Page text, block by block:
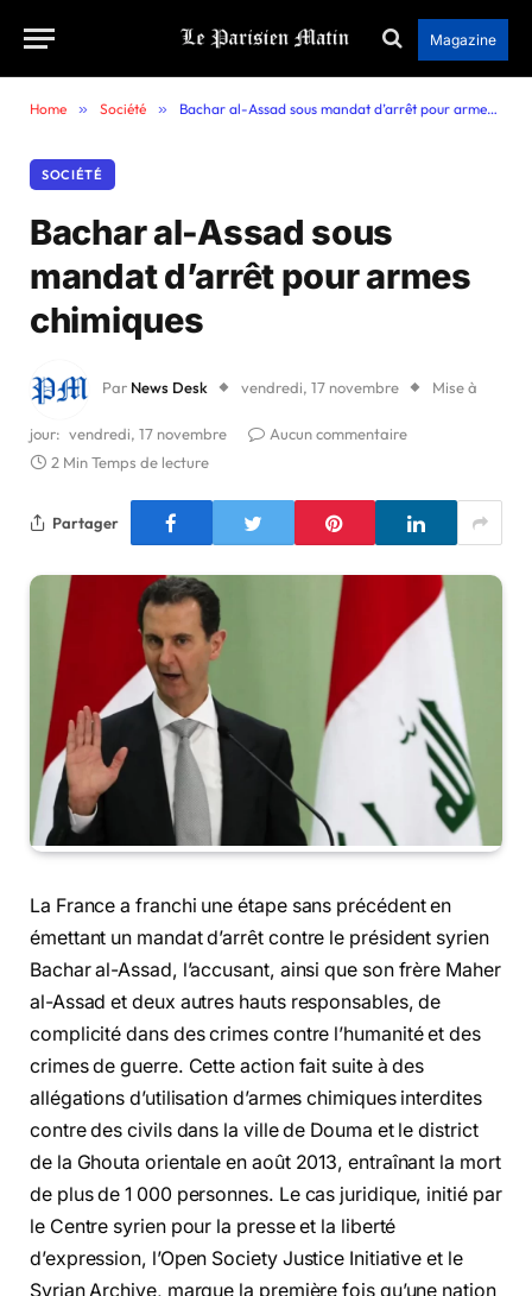
Magazine
Home » Société » Bachar al-Assad sous mandat d’arrêt pour armes chimiques
SOCIÉTÉ
Bachar al-Assad sous
mandat d’arrêt pour armes
chimiques
Par News Desk vendredi, 17 novembre Mise à
jour: vendredi, 17 novembre
Aucun commentaire
2 Min Temps de lecture
Partager
La France a franchi une étape sans précédent en
émettant un mandat d’arrêt contre le président syrien
Bachar al-Assad, l’accusant, ainsi que son frère Maher
al-Assad et deux autres hauts responsables, de
complicité dans des crimes contre l’humanité et des
crimes de guerre. Cette action fait suite à des
allégations d’utilisation d’armes chimiques interdites
contre des civils dans la ville de Douma et le district
de la Ghouta orientale en août 2013, entraînant la mort
de plus de 1 000 personnes. Le cas juridique, initié par
le Centre syrien pour la presse et la liberté
d’expression, l’Open Society Justice Initiative et le
Syrian Archive, marque la première fois qu’une nation